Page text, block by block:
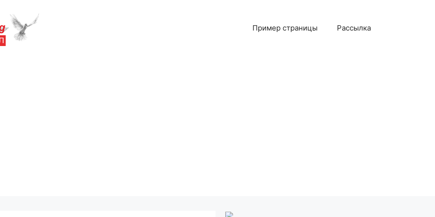
Пример страницы Рассылка